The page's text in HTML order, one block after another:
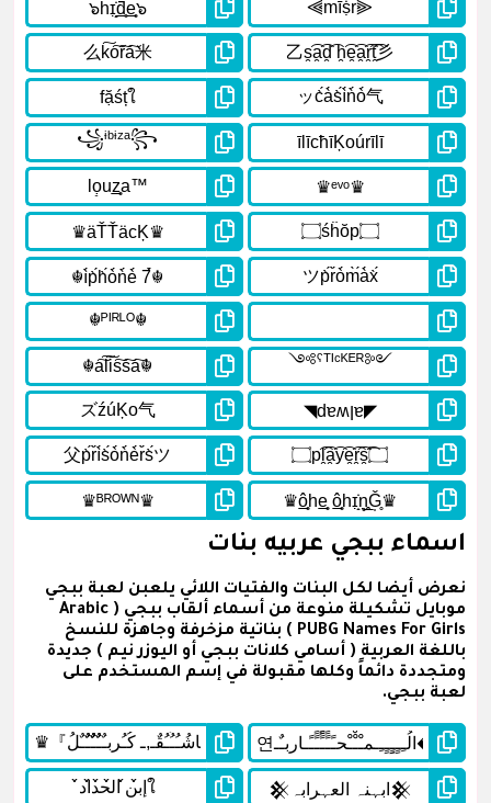
اسماء ببجي عربيه بنات
نعرض أيضا لكل البنات والفتيات اللائي يلعبن لعبة ببجي
موبايل تشكيلة منوعة من أسماء ألقاب ببجي ( Arabic
PUBG Names For Girls ) بناتية مزخرفة وجاهزة للنسخ
باللغة العربية ( أسامي كلانات ببجي أو اليوزر نيم ) جديدة
ومتجددة دائماً وكلها مقبولة في إسم المستخدم على
لعبة ببجي.